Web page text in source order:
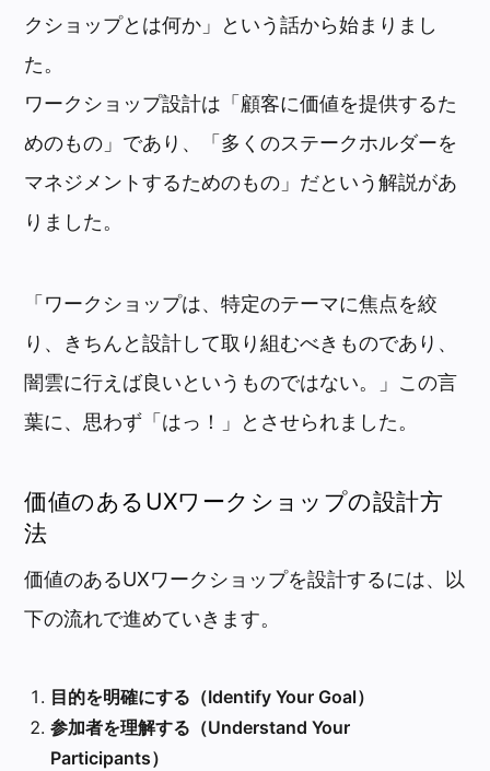
クショップとは何か」という話から始まりまし
た。
ワークショップ設計は「顧客に価値を提供するた
めのもの」であり、「多くのステークホルダーを
マネジメントするためのもの」だという解説があ
りました。
「ワークショップは、特定のテーマに焦点を絞
り、きちんと設計して取り組むべきものであり、
闇雲に行えば良いというものではない。」この言
葉に、思わず「はっ！」とさせられました。
価値のあるUXワークショップの設計方
法
価値のあるUXワークショップを設計するには、以
下の流れで進めていきます。
目的を明確にする（Identify Your Goal）
参加者を理解する（Understand Your
Participants）